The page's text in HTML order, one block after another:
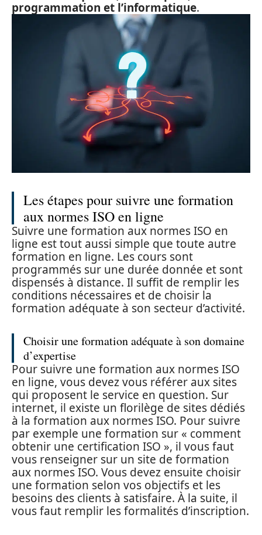
programmation et l’informatique.
Les étapes pour suivre une formation
aux normes ISO en ligne
Suivre une formation aux normes ISO en
ligne est tout aussi simple que toute autre
formation en ligne. Les cours sont
programmés sur une durée donnée et sont
dispensés à distance. Il suffit de remplir les
conditions nécessaires et de choisir la
formation adéquate à son secteur d’activité.
Choisir une formation adéquate à son domaine
d’expertise
Pour suivre une formation aux normes ISO
en ligne, vous devez vous référer aux sites
qui proposent le service en question. Sur
internet, il existe un florilège de sites dédiés
à la formation aux normes ISO. Pour suivre
par exemple une formation sur « comment
obtenir une certification ISO », il vous faut
vous renseigner sur un site de formation
aux normes ISO. Vous devez ensuite choisir
une formation selon vos objectifs et les
besoins des clients à satisfaire. À la suite, il
vous faut remplir les formalités d’inscription.